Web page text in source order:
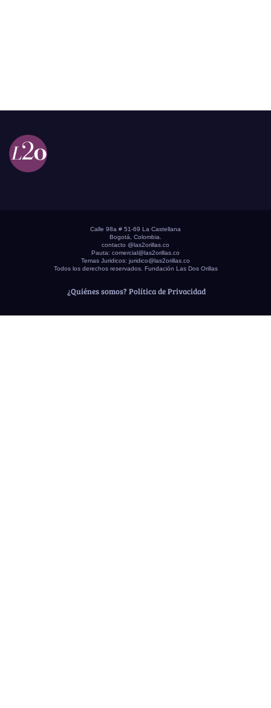
Calle 98a # 51-69 La Castellana
Bogotá, Colombia.
contacto @las2orillas.co
Pauta: comercial@las2orillas.co
Temas Juridicos: juridico@las2orillas.co
Todos los derechos reservados. Fundación Las Dos Orillas
¿Quiénes somos? Política de Privacidad